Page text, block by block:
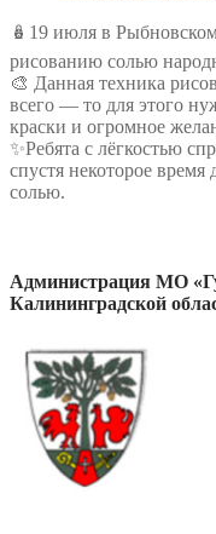
🪆19 июля в
рисованию солью
🎨 Данная техника
всего — то для этого
краски и огромное
✨Ребята с лёгкостью
спустя некоторое
солью.
Администрация МО
Калининградской